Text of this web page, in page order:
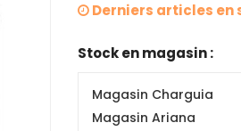
Derniers articles en
Stock en magasin :
Magasin Charguia
Magasin Ariana